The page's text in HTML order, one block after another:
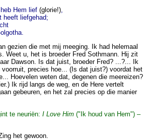
Hem lief (glorie!)
heeft liefgehad;
gezien die met mij meeging. Ik had helemaal
Weet u, het is broeder Fred Sothmann. Hij zit
Dawson. Is dat juist, broeder Fred? ...?... Ik
precies hoe... (Is dat juist?) voordat het
Hoevelen weten dat, degenen die meereizen?
Ik rijd langs de weg, en de Here vertelt
gebeuren, en het zal precies op die manier
te neuriën: I Love Him ("Ik houd van Hem") –
het gewoon.